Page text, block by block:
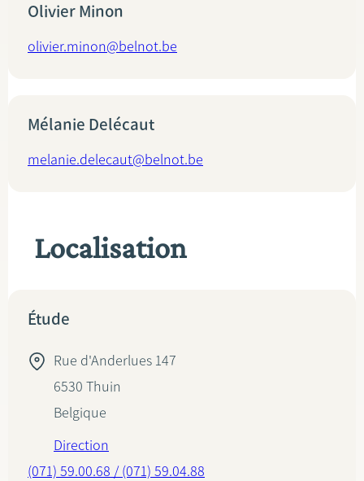
Olivier Minon
olivier.minon@belnot.be
Mélanie Delécaut
melanie.delecaut@belnot.be
Localisation
Étude
Rue d'Anderlues 147
6530 Thuin
Belgique
Direction
(071) 59.00.68 / (071) 59.04.88